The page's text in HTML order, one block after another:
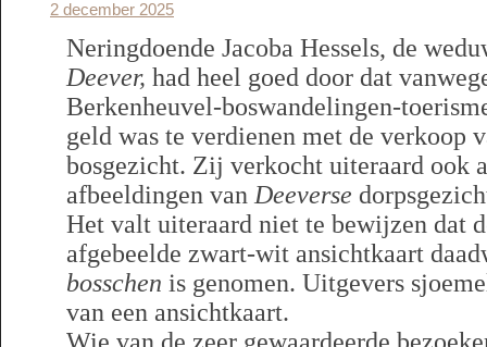
2 december 2025
Neringdoende Jacoba Hessels, de
Deever, had heel goed door dat
Berkenheuvel-boswandelingen-
geld was te verdienen met de verkoop
bosgezicht. Zij verkocht uiteraard ook
afbeeldingen van Deeverse
Het valt uiteraard niet te bewijzen dat
afgebeelde zwart-wit ansichtkaart
bosschen is genomen. Uitgevers
van een ansichtkaart.